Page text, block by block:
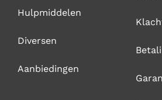
Hulpmiddelen
Diversen
Aanbiedingen